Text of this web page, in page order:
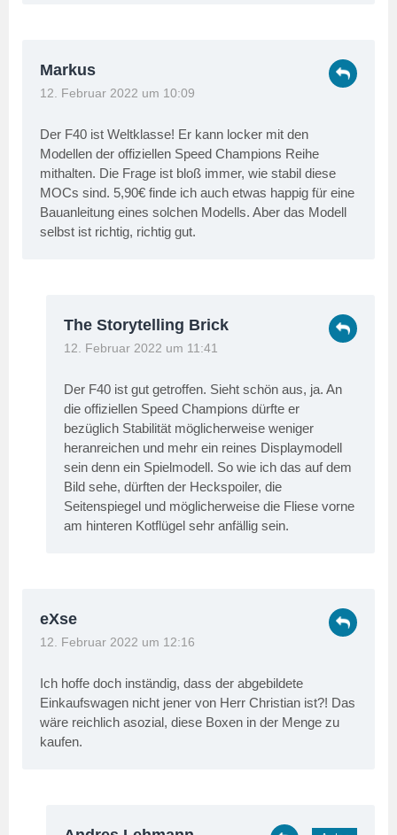
Markus
12. Februar 2022 um 10:09
Der F40 ist Weltklasse! Er kann locker mit den
Modellen der offiziellen Speed Champions Reihe
mithalten. Die Frage ist bloß immer, wie stabil diese
MOCs sind. 5,90€ finde ich auch etwas happig für eine
Bauanleitung eines solchen Modells. Aber das Modell
selbst ist richtig, richtig gut.
The Storytelling Brick
12. Februar 2022 um 11:41
Der F40 ist gut getroffen. Sieht schön aus, ja. An
die offiziellen Speed Champions dürfte er
bezüglich Stabilität möglicherweise weniger
heranreichen und mehr ein reines Displaymodell
sein denn ein Spielmodell. So wie ich das auf dem
Bild sehe, dürften der Heckspoiler, die
Seitenspiegel und möglicherweise die Fliese vorne
am hinteren Kotflügel sehr anfällig sein.
eXse
12. Februar 2022 um 12:16
Ich hoffe doch inständig, dass der abgebildete
Einkaufswagen nicht jener von Herr Christian ist?! Das
wäre reichlich asozial, diese Boxen in der Menge zu
kaufen.